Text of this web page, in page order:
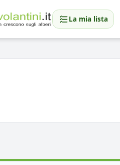
La mia lista